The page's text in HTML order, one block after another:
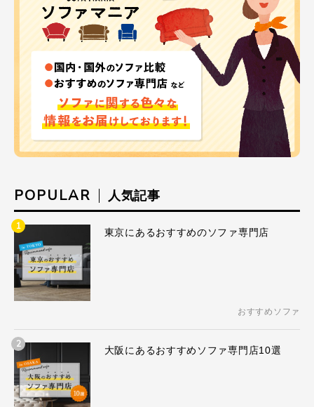
POPULAR 人気記事
1
東京にあるおすすめのソファ専門店
おすすめソファ
2
大阪にあるおすすめソファ専門店10選